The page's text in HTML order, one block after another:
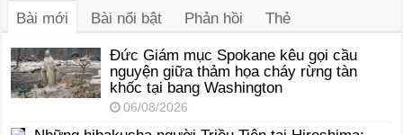
Bài mới Bài nổi bật Phản hồi Thẻ
Đức Giám mục Spokane kêu gọi cầu
nguyện giữa thảm họa cháy rừng tàn
khốc tại bang Washington
06/08/2026